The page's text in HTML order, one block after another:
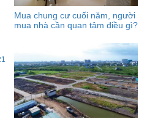
Mua chung cư cuối năm, người
mua nhà cần quan tâm điều gì?